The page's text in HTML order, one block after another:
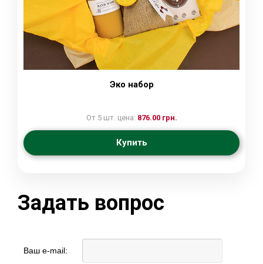
Эко набор
От 5 шт. цена: 876.00 грн.
Купить
Задать вопрос
Ваш e-mail: